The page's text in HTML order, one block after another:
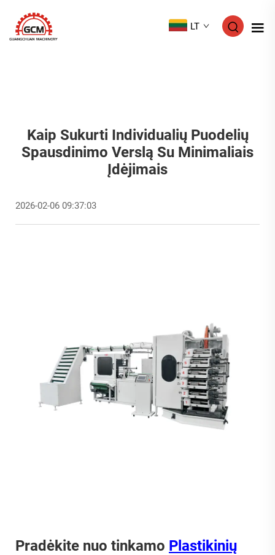
LT
Kaip Sukurti Individualių Puodelių
Spausdinimo Verslą Su Minimaliais
Įdėjimais
2026-02-06 09:37:03
Pradėkite nuo tinkamo Plastikinių